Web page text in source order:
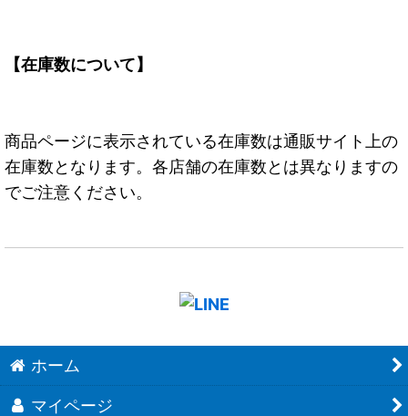
【在庫数について】
商品ページに表示されている在庫数は通販サイト上の
在庫数となります。各店舗の在庫数とは異なりますの
でご注意ください。
ホーム
マイページ